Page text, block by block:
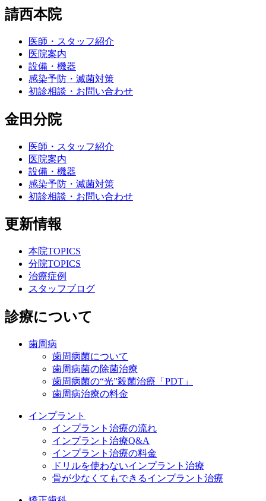
請西本院
医師・スタッフ紹介
医院案内
設備・機器
感染予防・滅菌対策
初診相談・お問い合わせ
金田分院
医師・スタッフ紹介
医院案内
設備・機器
感染予防・滅菌対策
初診相談・お問い合わせ
更新情報
本院TOPICS
分院TOPICS
治療症例
スタッフブログ
診療について
歯周病
歯周病菌について
歯周病菌の除菌治療
歯周病菌の“光”殺菌治療「PDT」
歯周病治療の料金
インプラント
インプラント治療の流れ
インプラント治療Q&A
インプラント治療の料金
ドリルを使わないインプラント治療
骨が少なくてもできるインプラント治療